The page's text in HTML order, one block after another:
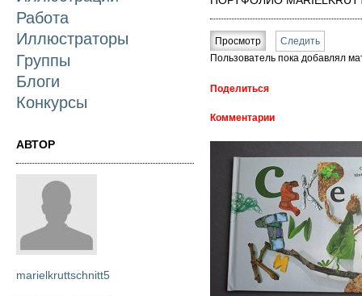
Работа
Иллюстраторы
Группы
Блоги
Конкурсы
АВТОР
marielkruttschnitt5
Главные вкладки
Просмотр (активная вкладка)
Следить
Пользователь пока добавлял
Поделиться
Комментарии